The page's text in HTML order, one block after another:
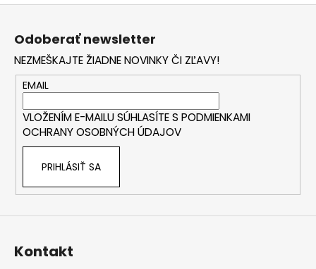
Z
Odoberať newsletter
NEZMEŠKAJTE ŽIADNE NOVINKY ČI ZĽAVY!
EMAIL
VLOŽENÍM E-MAILU SÚHLASÍTE S PODMIENKAMI
OCHRANY OSOBNÝCH ÚDAJOV
PRIHLÁSIŤ SA
Kontakt